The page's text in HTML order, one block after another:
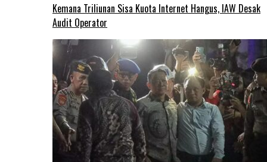
Kemana Triliunan Sisa Kuota Internet Hangus, IAW Desak
Audit Operator